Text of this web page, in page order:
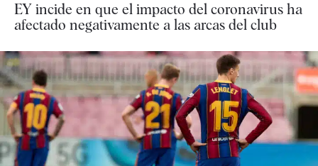
EY incide en que el impacto del coronavirus ha
afectado negativamente a las arcas del club